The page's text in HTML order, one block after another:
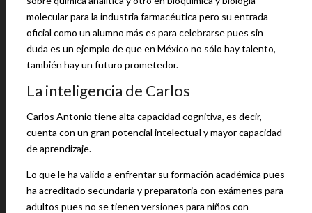
molecular para la industria farmacéutica pero su entrada
oficial como un alumno más es para celebrarse pues sin
duda es un ejemplo de que en México no sólo hay talento,
también hay un futuro prometedor.
La inteligencia de Carlos
Carlos Antonio tiene alta capacidad cognitiva, es decir,
cuenta con un gran potencial intelectual y mayor capacidad
de aprendizaje.
Lo que le ha valido a enfrentar su formación académica pues
ha acreditado secundaria y preparatoria con exámenes para
adultos pues no se tienen versiones para niños con